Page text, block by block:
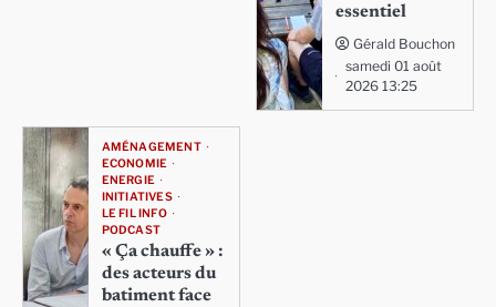
essentiel
Gérald Bouchon
samedi 01 août
2026 13:25
AMÉNAGEMENT
ECONOMIE
ENERGIE
INITIATIVES
LE FIL INFO
PODCAST
« Ça chauffe » :
des acteurs du
batiment face